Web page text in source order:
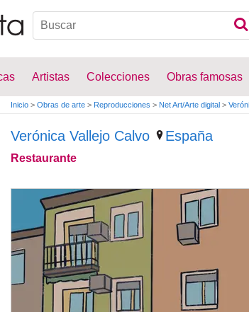
Artistas Colecciones Obras famosas
Inicio > Obras de arte > Reproducciones > Net Art/Arte digital >
Verónica Vallejo Calvo España
Restaurante